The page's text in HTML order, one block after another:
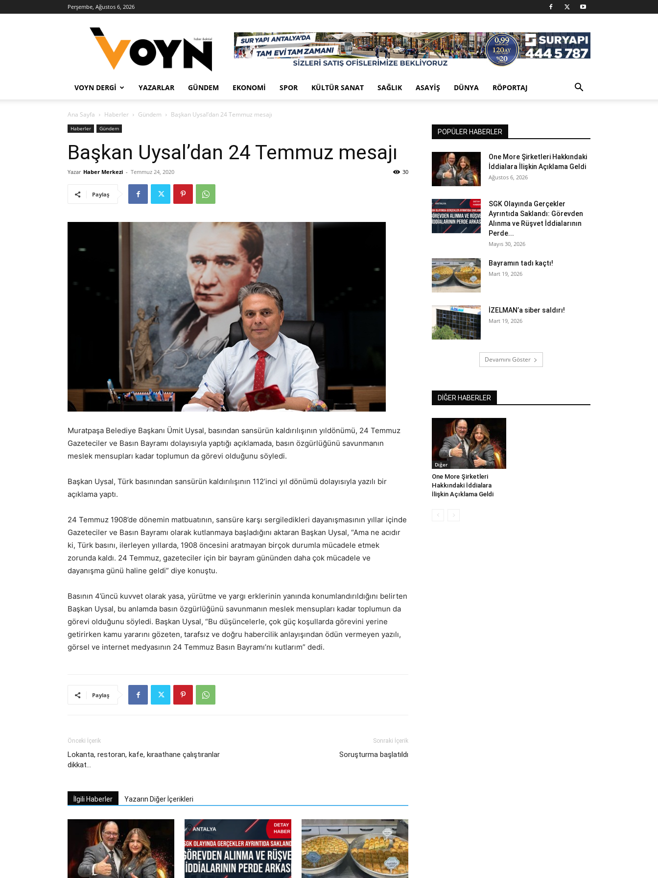
Perşembe, Ağustos 6, 2026
Haber
VOYN DERGI YAZARLAR GÜNDEM EKONOMI SPOR KÜLTÜR SANAT SAĞLIK ASAYIŞ DÜNYA RÖPORTAJ
Ana Sayfa Haberler Gündem Başkan Uysal’dan 24 Temmuz mesajı
Haberler Gündem
Başkan Uysal’dan 24 Temmuz mesajı
Yazar Haber Merkezi - Temmuz 24, 2020 30
Paylaş
Muratpaşa Belediye Başkanı Ümit Uysal, basından sansürün kaldırılışının yıldönümü, 24 Temmuz
Gazeteciler ve Basın Bayramı dolayısıyla yaptığı açıklamada, basın özgürlüğünü savunmanın
meslek mensupları kadar toplumun da görevi olduğunu söyledi.
Başkan Uysal, Türk basınından sansürün kaldırılışının 112’inci yıl dönümü dolayısıyla yazılı bir
açıklama yaptı.
24 Temmuz 1908’de dönemin matbuatının, sansüre karşı sergiledikleri dayanışmasının yıllar içinde
Gazeteciler ve Basın Bayramı olarak kutlanmaya başladığını aktaran Başkan Uysal, “Ama ne acıdır
ki, Türk basını, ilerleyen yıllarda, 1908 öncesini aratmayan birçok durumla mücadele etmek
zorunda kaldı. 24 Temmuz, gazeteciler için bir bayram gününden daha çok mücadele ve
dayanışma günü haline geldi” diye konuştu.
Basının 4’üncü kuvvet olarak yasa, yürütme ve yargı erklerinin yanında konumlandırıldığını belirten
Başkan Uysal, bu anlamda basın özgürlüğünü savunmanın meslek mensupları kadar toplumun da
görevi olduğunu söyledi. Başkan Uysal, “Bu düşüncelerle, çok güç koşullarda görevini yerine
getirirken kamu yararını gözeten, tarafsız ve doğru habercilik anlayışından ödün vermeyen yazılı,
görsel ve internet medyasının 24 Temmuz Basın Bayramı’nı kutlarım” dedi.
Paylaş
Önceki İçerik
Lokanta, restoran, kafe, kıraathane çalıştıranlar
dikkat…
Sonraki İçerik
Soruşturma başlatıldı
İlgili Haberler Yazarın Diğer İçerikleri
POPÜLER HABERLER
One More Şirketleri Hakkındaki
İddialara İlişkin Açıklama Geldi
Ağustos 6, 2026
SGK Olayında Gerçekler
Ayrıntıda Saklandı: Görevden
Alınma ve Rüşvet İddialarının
Perde...
Mayıs 30, 2026
Bayramın tadı kaçtı!
Mart 19, 2026
İZELMAN’a siber saldırı!
Mart 19, 2026
Devamını Göster
DİĞER HABERLER
Diğer
One More Şirketleri
Hakkındaki İddialara
İlişkin Açıklama Geldi